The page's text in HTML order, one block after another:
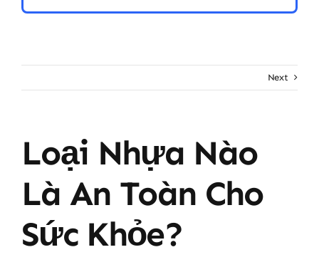
Next
Loại Nhựa Nào
Là An Toàn Cho
Sức Khỏe?